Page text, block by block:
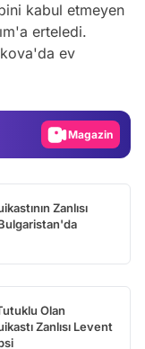
kabul etmeyen
erteledi.
ev
Magazin
Zanlısı
Olan
Zanlısı Levent